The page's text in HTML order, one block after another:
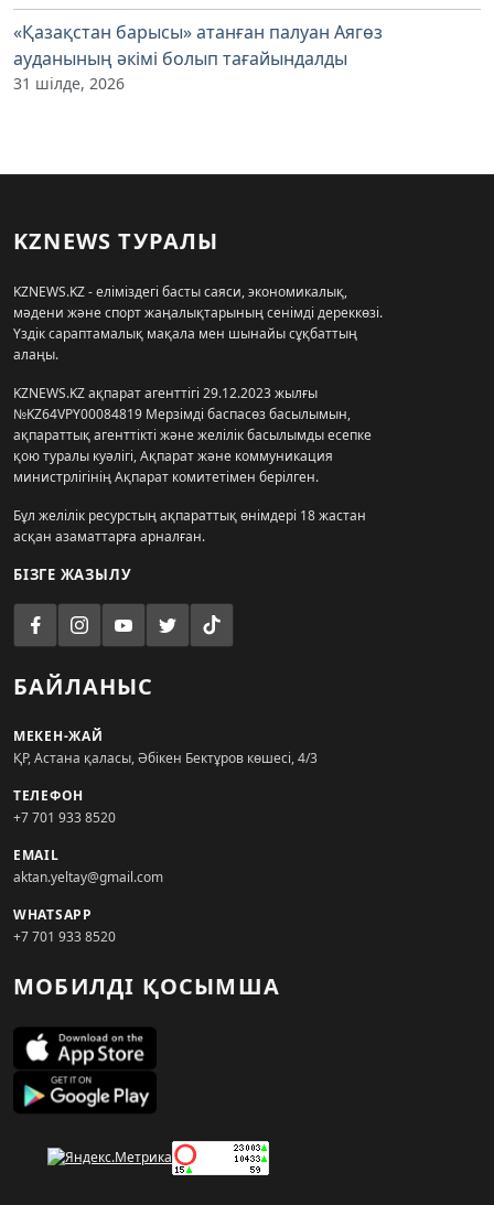
«Қазақстан барысы» атанған палуан Аягөз
ауданының әкімі болып тағайындалды
31 шілде, 2026
KZNEWS ТУРАЛЫ
KZNEWS.KZ - еліміздегі басты саяси, экономикалық,
мәдени және спорт жаңалықтарының сенімді дереккөзі.
Үздік сараптамалық мақала мен шынайы сұқбаттың
алаңы.
KZNEWS.KZ ақпарат агенттігі 29.12.2023 жылғы
№KZ64VPY00084819 Мерзімді баспасөз басылымын,
ақпараттық агенттікті және желілік басылымды есепке
қою туралы куәлігі, Ақпарат және коммуникация
министрлігінің Ақпарат комитетімен берілген.
Бұл желілік ресурстың ақпараттық өнімдері 18 жастан
асқан азаматтарға арналған.
БІЗГЕ ЖАЗЫЛУ
БАЙЛАНЫС
МЕКЕН-ЖАЙ
ҚР, Астана қаласы, Әбікен Бектұров көшесі, 4/3
ТЕЛЕФОН
+7 701 933 8520
EMAIL
aktan.yeltay@gmail.com
WHATSAPP
+7 701 933 8520
МОБИЛДІ ҚОСЫМША